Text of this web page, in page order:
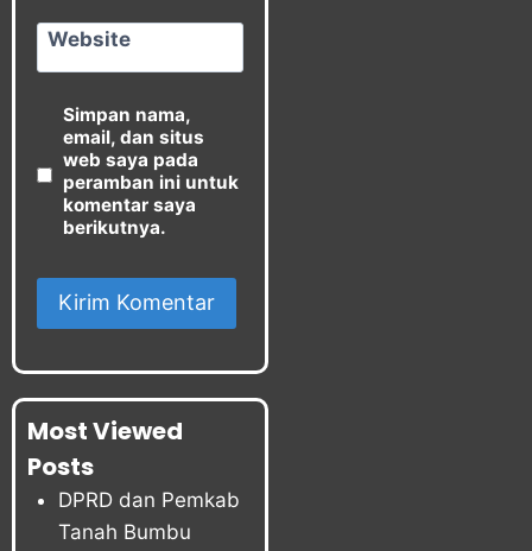
Website
Simpan nama,
email, dan situs
web saya pada
peramban ini untuk
komentar saya
berikutnya.
Most Viewed
Posts
DPRD dan Pemkab
Tanah Bumbu